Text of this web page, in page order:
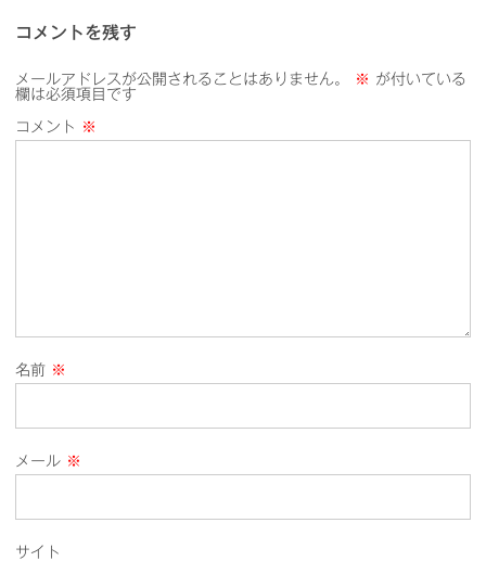
コメントを残す
メールアドレスが公開されることはありません。 ※ が付いている
欄は必須項目です
コメント ※
名前 ※
メール ※
サイト